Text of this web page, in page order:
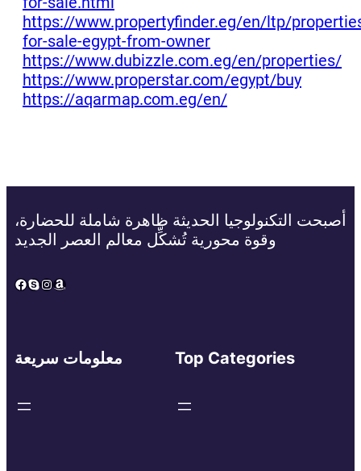
https://www.propertyfinder.eg/en/ltp/
for-sale-egypt-from-owner
https://www.dubizzle.com.eg/en/properties/
https://www.properstar.com/egypt/buy
https://aqarmap.com.eg/en/
أصبحت التكنولوجيا الحديثة ظاهرة شاملة للحضارة،
وقوة محورية تُشكِّل معالم العصر الجديد
Facebook
Skype
Instagram
Amazon
معلومات سريعة Top Categories